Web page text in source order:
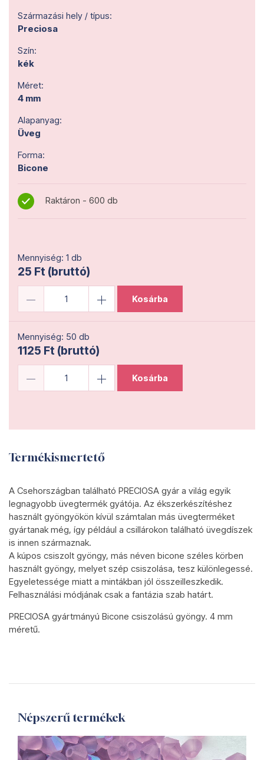
Származási hely / típus:
Preciosa
Szín:
kék
Méret:
4 mm
Alapanyag:
Üveg
Forma:
Bicone
Raktáron - 600 db
Mennyiség: 1 db
25 Ft (bruttó)
Kosárba
Mennyiség: 50 db
1125 Ft (bruttó)
Kosárba
Termékismertető
A Csehországban található PRECIOSA gyár a világ egyik
legnagyobb üvegtermék gyátója. Az ékszerkészítéshez
használt gyöngyökön kívül számtalan más üvegterméket
gyártanak még, így például a csillárokon található üvegdíszek
is innen származnak.
A kúpos csiszolt gyöngy, más néven bicone széles körben
használt gyöngy, melyet szép csiszolása, tesz különlegessé.
Egyeletessége miatt a mintákban jól összeilleszkedik.
Felhasználási módjának csak a fantázia szab határt.
PRECIOSA gyártmányú Bicone csiszolású gyöngy. 4 mm
méretű.
Népszerű termékek